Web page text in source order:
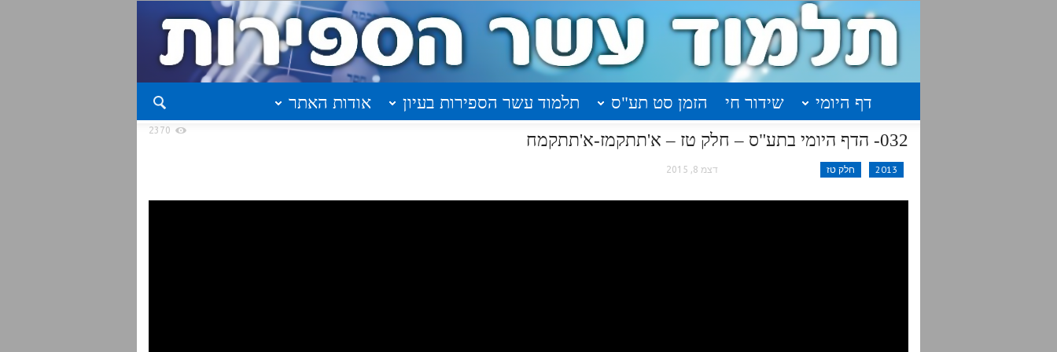
דף היומי שידור חי הזמן סט תע"ס תלמוד עשר הספירות בעיון
אודות האתר
032- הדף היומי בתע"ס – חלק טז – א'תתקמז-א'תתקמח
2013 חלק טז דצמ 8, 2015
2370